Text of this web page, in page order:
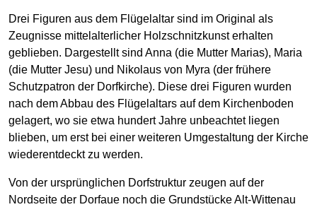
Drei Figuren aus dem Flügelaltar sind im Original als
Zeugnisse mittelalterlicher Holzschnitzkunst erhalten
geblieben. Dargestellt sind Anna (die Mutter Marias), Maria
(die Mutter Jesu) und Nikolaus von Myra (der frühere
Schutzpatron der Dorfkirche). Diese drei Figuren wurden
nach dem Abbau des Flügelaltars auf dem Kirchenboden
gelagert, wo sie etwa hundert Jahre unbeachtet liegen
blieben, um erst bei einer weiteren Umgestaltung der Kirche
wiederentdeckt zu werden.
Von der ursprünglichen Dorfstruktur zeugen auf der
Nordseite der Dorfaue noch die Grundstücke Alt-Wittenau